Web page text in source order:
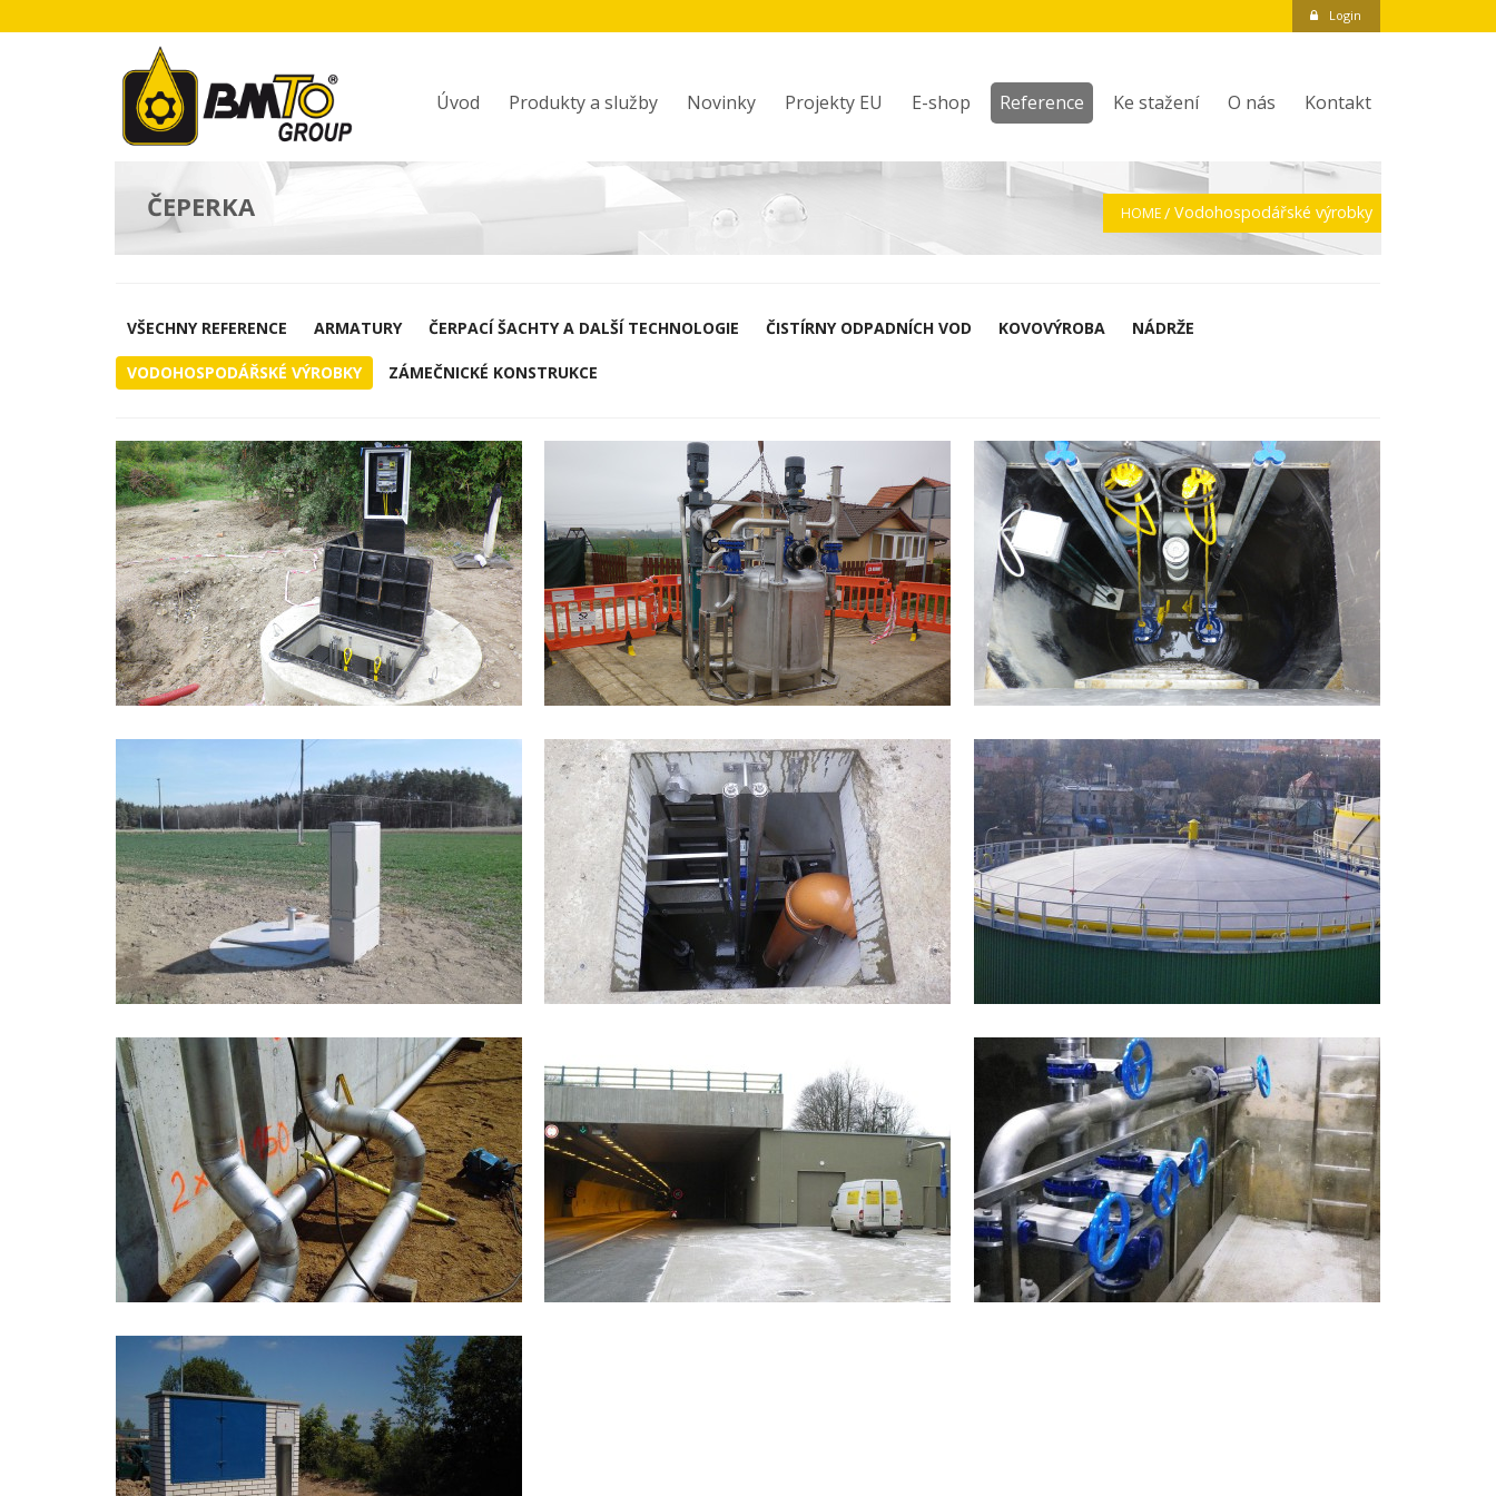
Login
Úvod Produkty a služby Novinky Projekty EU E-shop Reference Ke stažení O nás Kontakt
ČEPERKA HOME Vodohospodářské výrobky
VŠECHNY REFERENCE ARMATURY ČERPACÍ ŠACHTY A DALŠÍ TECHNOLOGIE ČISTÍRNY ODPADNÍCH VOD KOVOVÝROBA NÁDRŽE
VODOHOSPODÁŘSKÉ VÝROBKY ZÁMEČNICKÉ KONSTRUKCE